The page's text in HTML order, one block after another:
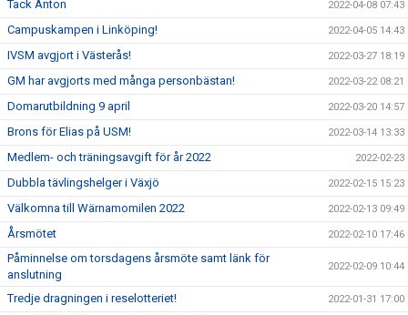
Tack Anton 2022-04-08 07:43
Campuskampen i Linköping! 2022-04-05 14:43
IVSM avgjort i Västerås! 2022-03-27 18:19
GM har avgjorts med många personbästan! 2022-03-22 08:21
Domarutbildning 9 april 2022-03-20 14:57
Brons för Elias på USM! 2022-03-14 13:33
Medlem- och träningsavgift för år 2022 2022-02-23
Dubbla tävlingshelger i Växjö 2022-02-15 15:23
Välkomna till Wärnamomilen 2022 2022-02-13 09:49
Årsmötet 2022-02-10 17:46
Påminnelse om torsdagens årsmöte samt länk för
anslutning
2022-02-09 10:44
Tredje dragningen i reselotteriet! 2022-01-31 17:00